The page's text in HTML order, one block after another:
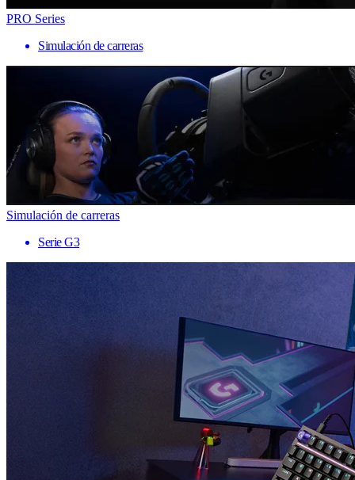
PRO Series
Simulación de carreras
Simulación de carreras
Serie G3